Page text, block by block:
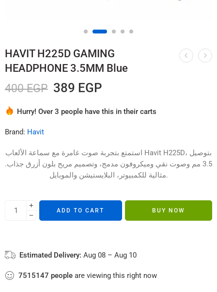
HAVIT H225D GAMING
HEADPHONE 3.5MM Blue
400EGP 389 EGP
Hurry! Over 3 people have this in their carts
Brand: Havit
استمتع بتجربة صوت غامرة مع سماعة الألعاب Havit H225D، بتوصيل
3.5 مم وصوت نقي وميكروفون مدمج، وتصميم مريح بلون أزرق جذاب.
مثالية للكمبيوتر، البلايستيشن والموبايل.
ADD TO CART BUY NOW
Estimated Delivery: Aug 08 – Aug 10
7515147 people are viewing this right now